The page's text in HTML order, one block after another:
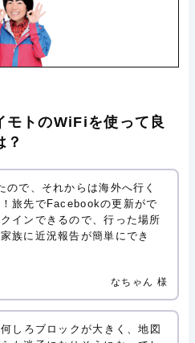
モトのWiFiを使って良
？
で、それからは海外へ行く
旅先でFacebookの更新がで
インできるので、行った場所
族に近況報告が簡単にでき
なちゃん 様
しろブロックが大きく、地図